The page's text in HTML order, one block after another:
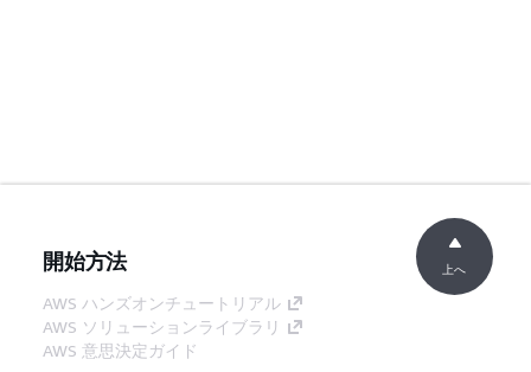
開始方法
AWS ハンズオンチュートリアル
AWS ソリューションライブラリ
AWS 意思決定ガイド
上へ